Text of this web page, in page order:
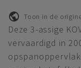
Toon in de
Deze 3-assige
vervaardigd in